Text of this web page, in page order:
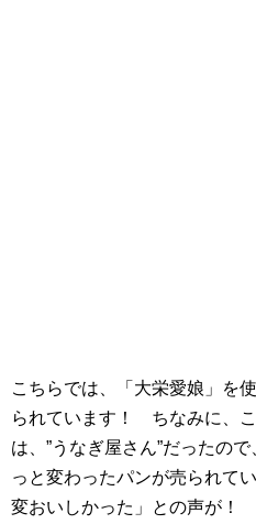
こちらでは、「大栄愛娘」を
られています！ ちなみに、
は、”うなぎ屋さん”だったの
っと変わったパンが売られて
変おいしかった」との声が！